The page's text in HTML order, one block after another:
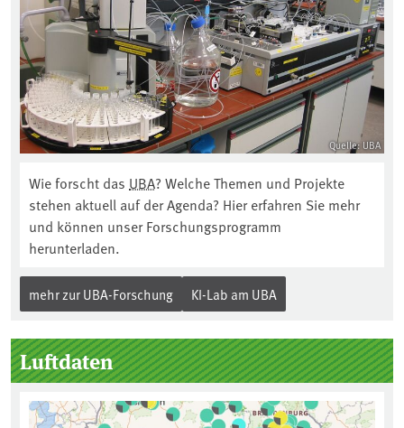
Quelle: UBA
Wie forscht das UBA? Welche Themen und Projekte
stehen aktuell auf der Agenda? Hier erfahren Sie mehr
und können unser Forschungsprogramm
herunterladen.
mehr zur UBA-Forschung KI-Lab am UBA
Luftdaten